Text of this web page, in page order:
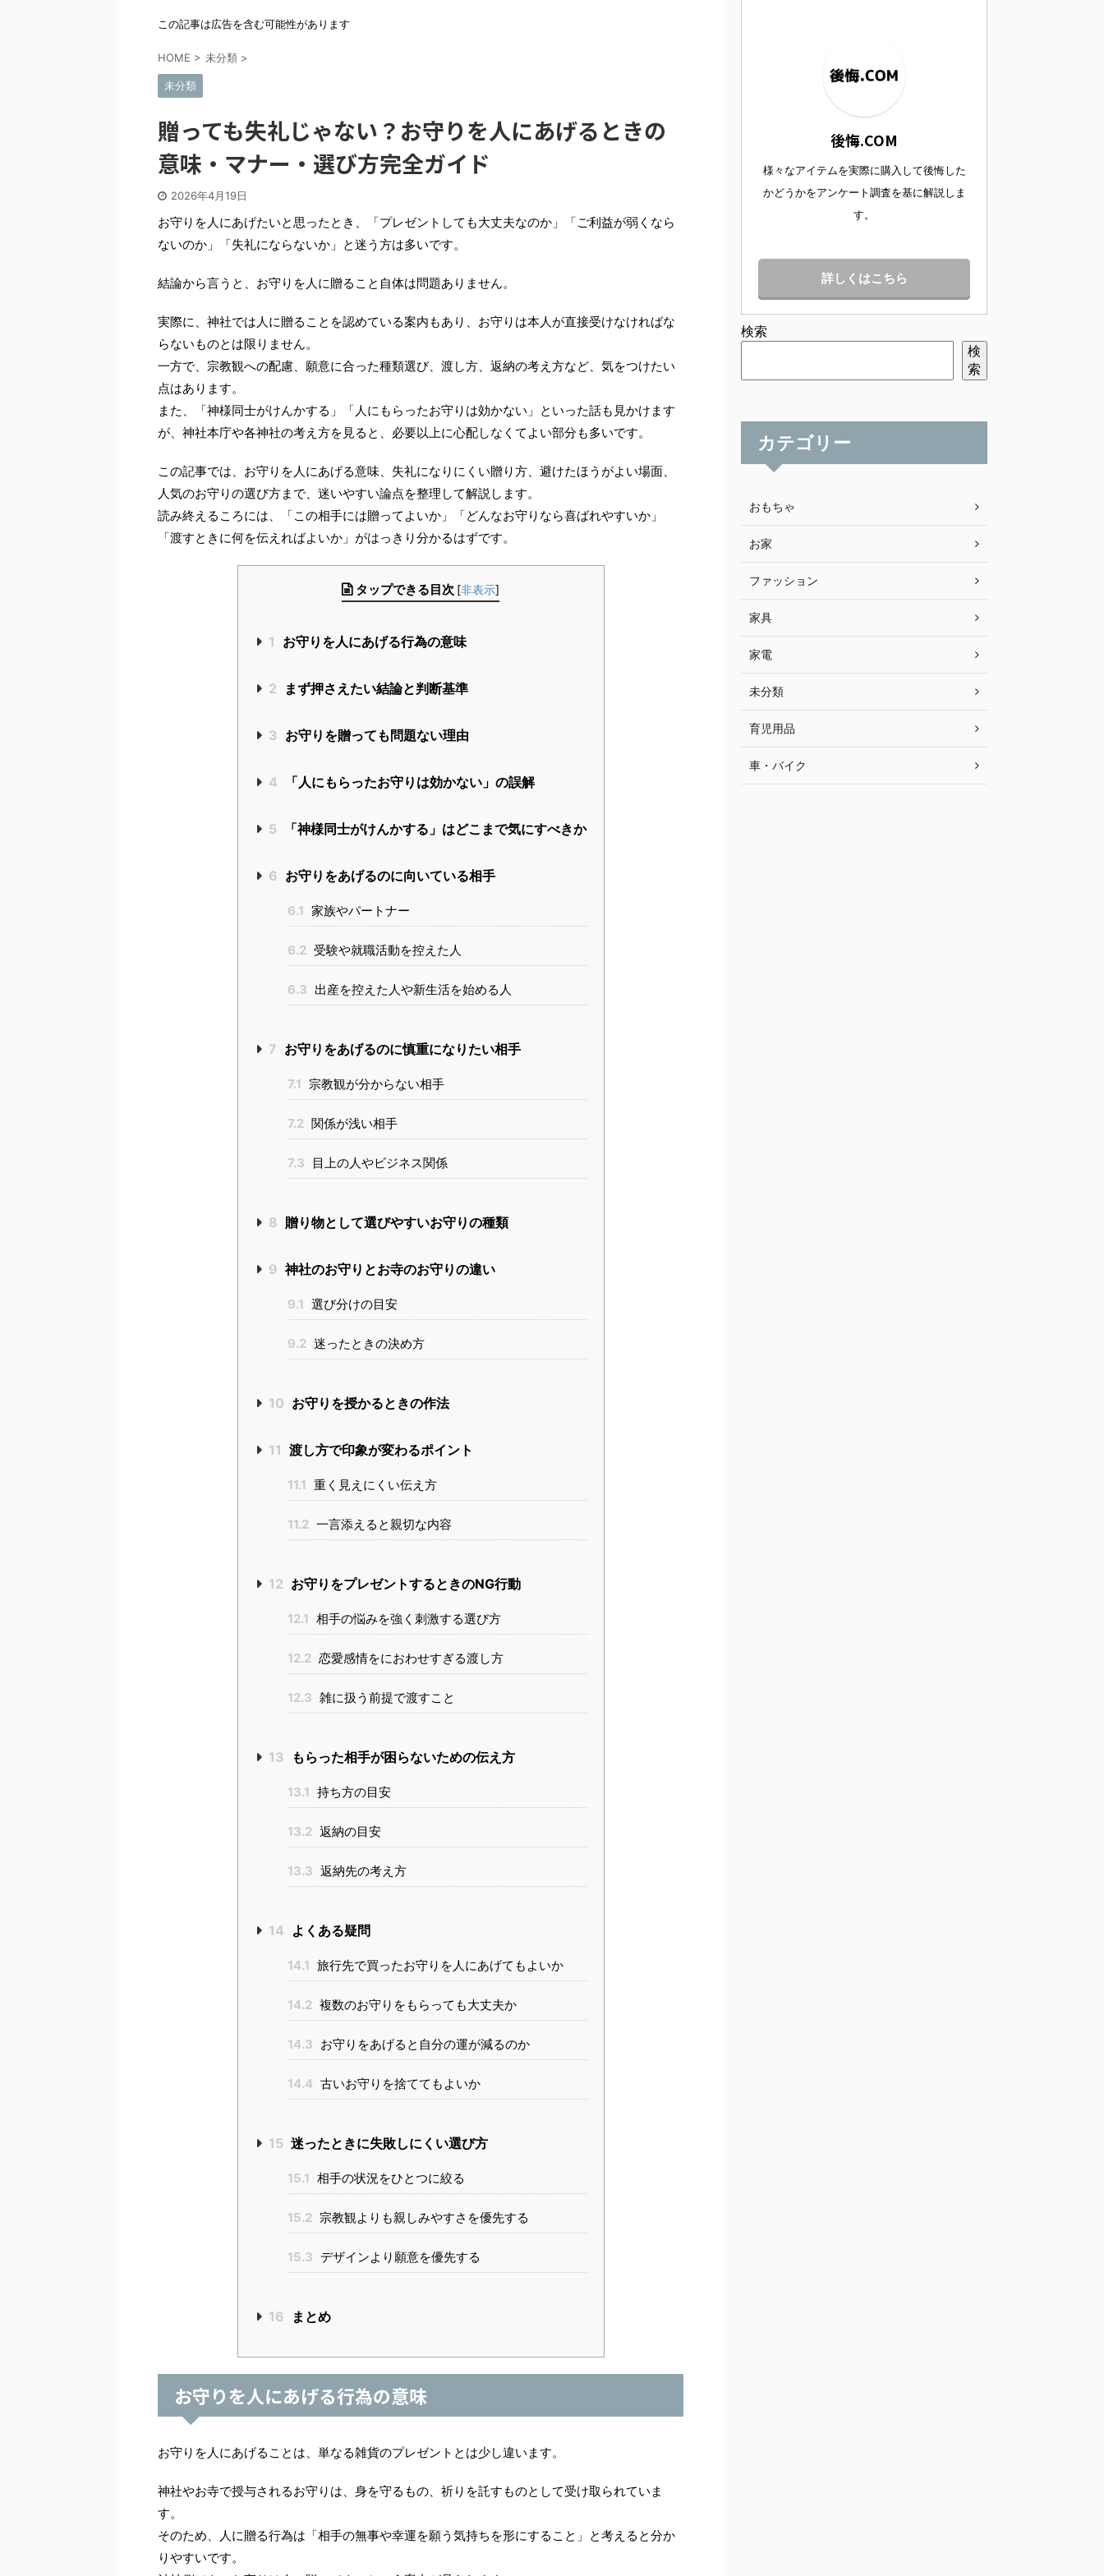
この記事は広告を含む可能性があります
HOME > 未分類 >
未分類
贈っても失礼じゃない？お守りを人にあげるときの
意味・マナー・選び方完全ガイド
2026年4月19日
お守りを人にあげたいと思ったとき、「プレゼントしても大丈夫なのか」「ご利益が弱くなら
ないのか」「失礼にならないか」と迷う方は多いです。
結論から言うと、お守りを人に贈ること自体は問題ありません。
実際に、神社では人に贈ることを認めている案内もあり、お守りは本人が直接受けなければな
らないものとは限りません。
一方で、宗教観への配慮、願意に合った種類選び、渡し方、返納の考え方など、気をつけたい
点はあります。
また、「神様同士がけんかする」「人にもらったお守りは効かない」といった話も見かけます
が、神社本庁や各神社の考え方を見ると、必要以上に心配しなくてよい部分も多いです。
この記事では、お守りを人にあげる意味、失礼になりにくい贈り方、避けたほうがよい場面、
人気のお守りの選び方まで、迷いやすい論点を整理して解説します。
読み終えるころには、「この相手には贈ってよいか」「どんなお守りなら喜ばれやすいか」
「渡すときに何を伝えればよいか」がはっきり分かるはずです。
タップできる目次 [非表示]
1 お守りを人にあげる行為の意味
2 まず押さえたい結論と判断基準
3 お守りを贈っても問題ない理由
4 「人にもらったお守りは効かない」の誤解
5 「神様同士がけんかする」はどこまで気にすべきか
6 お守りをあげるのに向いている相手
6.1 家族やパートナー
6.2 受験や就職活動を控えた人
6.3 出産を控えた人や新生活を始める人
7 お守りをあげるのに慎重になりたい相手
7.1 宗教観が分からない相手
7.2 関係が浅い相手
7.3 目上の人やビジネス関係
8 贈り物として選びやすいお守りの種類
9 神社のお守りとお寺のお守りの違い
9.1 選び分けの目安
9.2 迷ったときの決め方
10 お守りを授かるときの作法
11 渡し方で印象が変わるポイント
11.1 重く見えにくい伝え方
11.2 一言添えると親切な内容
12 お守りをプレゼントするときのNG行動
12.1 相手の悩みを強く刺激する選び方
12.2 恋愛感情をにおわせすぎる渡し方
12.3 雑に扱う前提で渡すこと
13 もらった相手が困らないための伝え方
13.1 持ち方の目安
13.2 返納の目安
13.3 返納先の考え方
14 よくある疑問
14.1 旅行先で買ったお守りを人にあげてもよいか
14.2 複数のお守りをもらっても大丈夫か
14.3 お守りをあげると自分の運が減るのか
14.4 古いお守りを捨ててもよいか
15 迷ったときに失敗しにくい選び方
15.1 相手の状況をひとつに絞る
15.2 宗教観よりも親しみやすさを優先する
15.3 デザインより願意を優先する
16 まとめ
お守りを人にあげる行為の意味
お守りを人にあげることは、単なる雑貨のプレゼントとは少し違います。
神社やお寺で授与されるお守りは、身を守るもの、祈りを託すものとして受け取られていま
す。
そのため、人に贈る行為は「相手の無事や幸運を願う気持ちを形にすること」と考えると分か
りやすいです。
後悔.COM
様々なアイテムを実際に購入して後悔した
かどうかをアンケート調査を基に解説しま
す。
詳しくはこちら
検索
検
索
カテゴリー
おもちゃ
お家
ファッション
家具
家電
未分類
育児用品
車・バイク